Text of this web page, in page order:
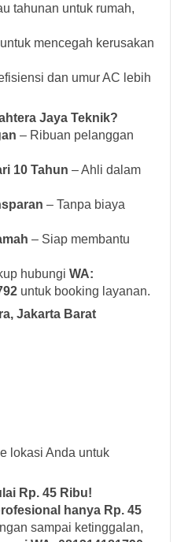
tahunan untuk rumah,
mencegah kerusakan
dan umur AC lebih
Jaya Teknik?
– Ribuan pelanggan
10 Tahun – Ahli dalam
– Tanpa biaya
– Siap membantu
hubungi WA:
untuk booking layanan.
Jakarta Barat
lokasi Anda untuk
Rp. 45 Ribu!
hanya Rp. 45
sampai ketinggalan,